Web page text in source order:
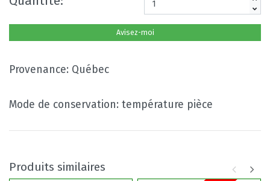
Avisez-moi
Provenance: Québec
Mode de conservation: température pièce
Produits similaires